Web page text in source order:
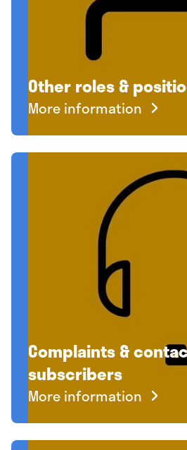
Other roles &
More information
Complaints &
subscribers
More information